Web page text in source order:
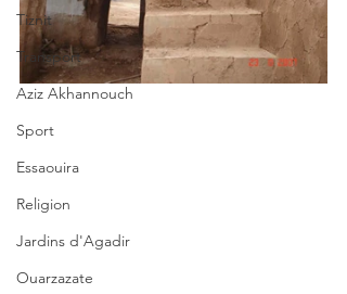
Tiznit
Transport
Aziz Akhannouch
Sport
Essaouira
Religion
Jardins d'Agadir
Ouarzazate